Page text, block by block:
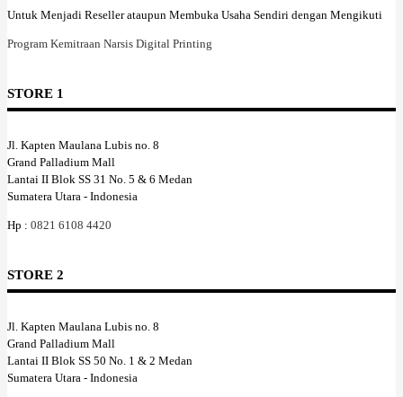
Untuk Menjadi Reseller ataupun Membuka Usaha Sendiri dengan Mengikuti
Program Kemitraan Narsis Digital Printing
STORE 1
Jl. Kapten Maulana Lubis no. 8
Grand Palladium Mall
Lantai II Blok SS 31 No. 5 & 6 Medan
Sumatera Utara - Indonesia
Hp : 0821 6108 4420
STORE 2
Jl. Kapten Maulana Lubis no. 8
Grand Palladium Mall
Lantai II Blok SS 50 No. 1 & 2 Medan
Sumatera Utara - Indonesia